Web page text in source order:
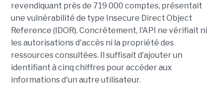
revendiquant près de 719 000 comptes, présentait
une vulnérabilité de type Insecure Direct Object
Reference (IDOR). Concrètement, l'API ne vérifiait ni
les autorisations d'accès ni la propriété des
ressources consultées. Il suffisait d’ajouter un
identifiant à cinq chiffres pour accéder aux
informations d'un autre utilisateur.